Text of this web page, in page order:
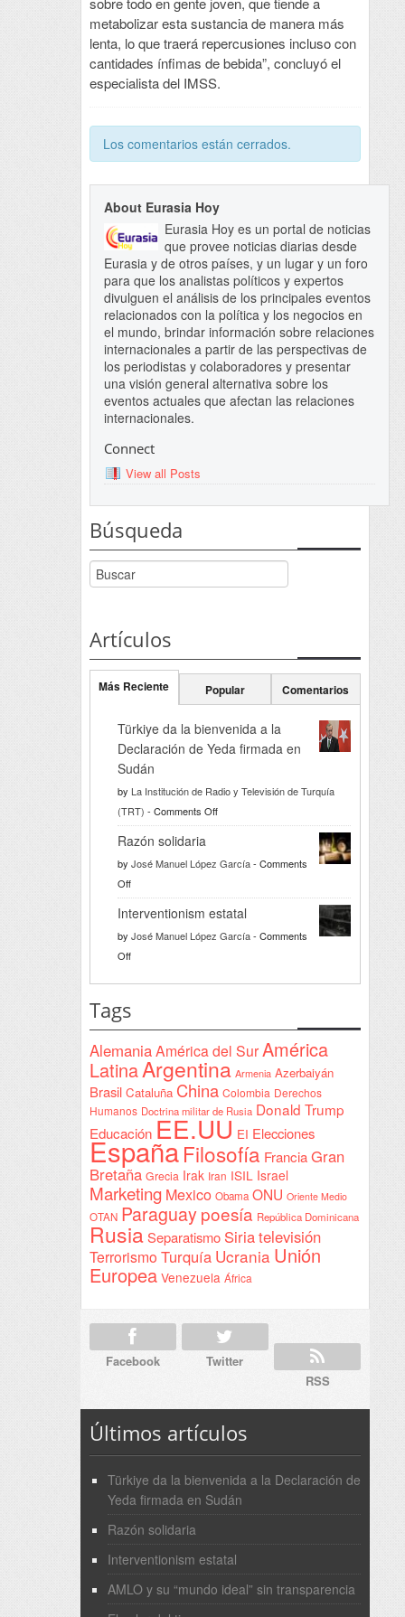
metabolizar esta sustancia de manera más
lenta, lo que traerá repercusiones incluso con
cantidades ínfimas de bebida”, concluyó el
especialista del IMSS.
Los comentarios están cerrados.
About Eurasia Hoy
Eurasia Hoy es un portal de noticias
que provee noticias diarias desde
Eurasia y de otros países, y un lugar y un foro
para que los analistas políticos y expertos
divulguen el análisis de los principales eventos
relacionados con la política y los negocios en
el mundo, brindar información sobre relaciones
internacionales a partir de las perspectivas de
los periodistas y colaboradores y presentar
una visión general alternativa sobre los
eventos actuales que afectan las relaciones
internacionales.
Connect
View all Posts
Búsqueda
Artículos
Más Reciente Popular Comentarios
Türkiye da la bienvenida a la
Declaración de Yeda firmada en
Sudán
by La Institución de Radio y Televisión de Turquía
(TRT) - Comments Offon
Türkiye
la
a
Yeda
en
Sudán
Razón solidaria
by José Manuel López García- Comments
Offon
Razón
solidaria
Interventionism estatal
by José Manuel López García- Comments
Offon
Tags
AlemaniaAmérica del SurAmérica
LatinaArgentina Armenia Azerbaiyán
Brasil Cataluña China Colombia Derechos
Humanos Doctrina militar de Rusia Donald Trump
Educación EE.UU EI Elecciones
España Filosofía Francia Gran
Bretaña Grecia Irak Iran ISIL Israel
Marketing Mexico Obama ONU Oriente Medio
OTAN Paraguay poesía República Dominicana
Rusia Separatismo Siriatelevisión
Terrorismo Turquía Ucrania Unión
Europea Venezuela África
Facebook
Twitter
RSS
Últimos artículos
Türkiye da la bienvenida a la Declaración de
Yeda firmada en Sudán
Razón solidaria
Interventionism estatal
AMLO y su “mundo ideal” sin transparencia